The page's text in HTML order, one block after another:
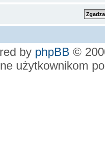
by phpBB ©
użytkownikom